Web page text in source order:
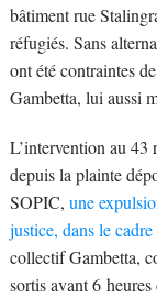
bâtiment rue
réfugiés. Sans
ont été contraintes
Gambetta, lui aussi
L’intervention au 43
depuis la plainte
SOPIC, une
justice, dans le
collectif Gambetta,
sortis avant 6